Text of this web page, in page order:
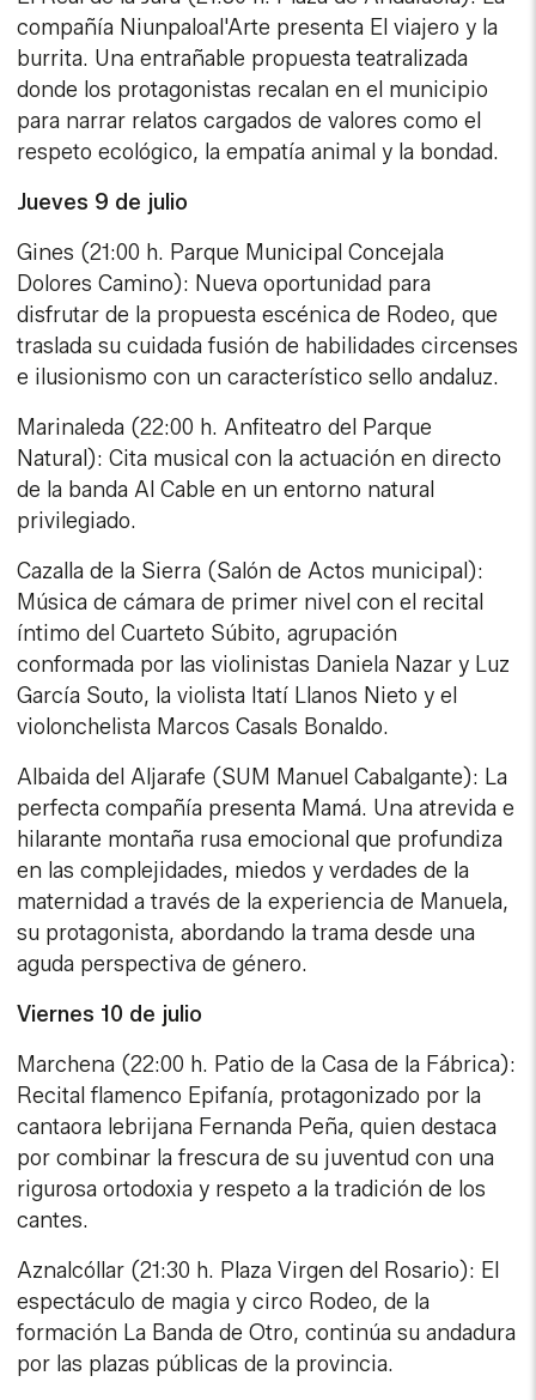
compañía Niunpaloal'Arte presenta El viajero y la
burrita. Una entrañable propuesta teatralizada
donde los protagonistas recalan en el municipio
para narrar relatos cargados de valores como el
respeto ecológico, la empatía animal y la bondad.
Jueves 9 de julio
Gines (21:00 h. Parque Municipal Concejala
Dolores Camino): Nueva oportunidad para
disfrutar de la propuesta escénica de Rodeo, que
traslada su cuidada fusión de habilidades circenses
e ilusionismo con un característico sello andaluz.
Marinaleda (22:00 h. Anfiteatro del Parque
Natural): Cita musical con la actuación en directo
de la banda Al Cable en un entorno natural
privilegiado.
Cazalla de la Sierra (Salón de Actos municipal):
Música de cámara de primer nivel con el recital
íntimo del Cuarteto Súbito, agrupación
conformada por las violinistas Daniela Nazar y Luz
García Souto, la violista Itatí Llanos Nieto y el
violonchelista Marcos Casals Bonaldo.
Albaida del Aljarafe (SUM Manuel Cabalgante): La
perfecta compañía presenta Mamá. Una atrevida e
hilarante montaña rusa emocional que profundiza
en las complejidades, miedos y verdades de la
maternidad a través de la experiencia de Manuela,
su protagonista, abordando la trama desde una
aguda perspectiva de género.
Viernes 10 de julio
Marchena (22:00 h. Patio de la Casa de la Fábrica):
Recital flamenco Epifanía, protagonizado por la
cantaora lebrijana Fernanda Peña, quien destaca
por combinar la frescura de su juventud con una
rigurosa ortodoxia y respeto a la tradición de los
cantes.
Aznalcóllar (21:30 h. Plaza Virgen del Rosario): El
espectáculo de magia y circo Rodeo, de la
formación La Banda de Otro, continúa su andadura
por las plazas públicas de la provincia.